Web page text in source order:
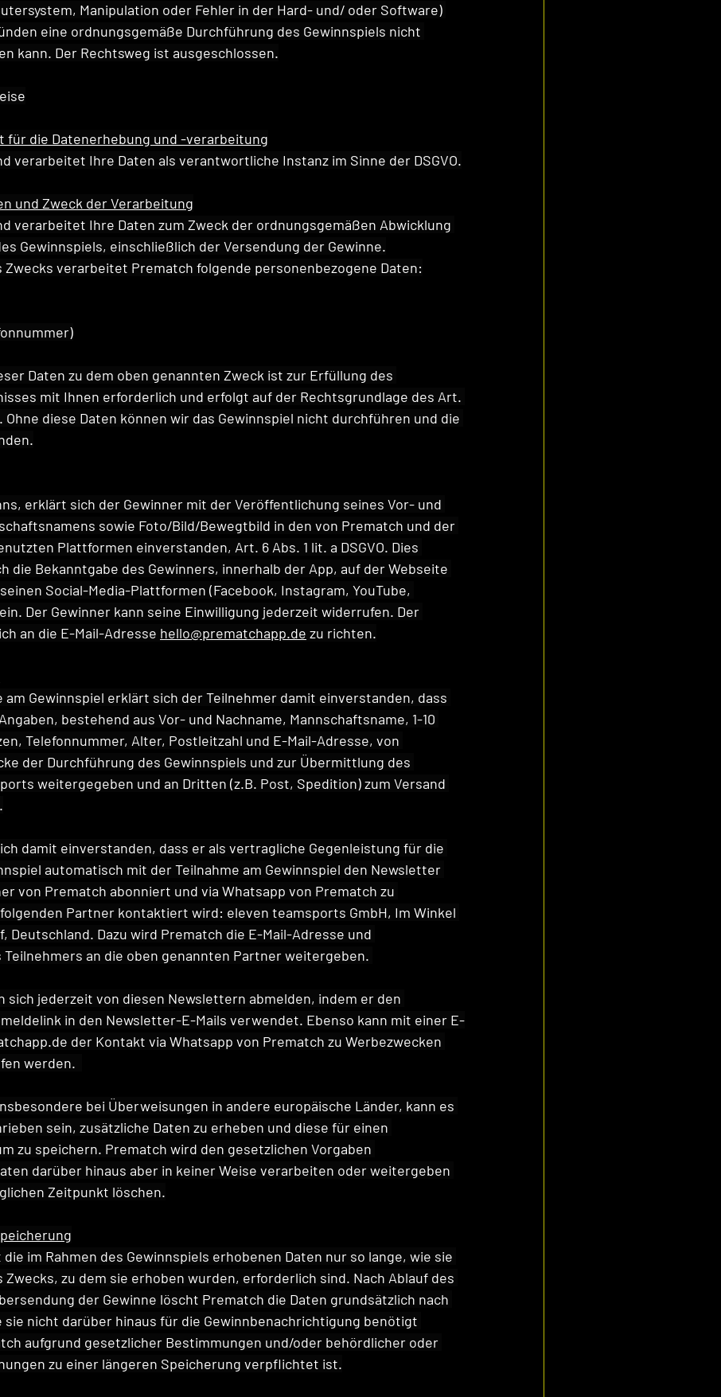
Manipulation oder Fehler in der Hard- und/ oder Software)
eine ordnungsgemäße Durchführung des Gewinnspiels nicht
kann. Der Rechtsweg ist ausgeschlossen.
für die Datenerhebung und -verarbeitung
verarbeitet Ihre Daten als verantwortliche Instanz im Sinne der DSGVO.
und Zweck der Verarbeitung
verarbeitet Ihre Daten zum Zweck der ordnungsgemäßen Abwicklung
Gewinnspiels, einschließlich der Versendung der Gewinne.
Zwecks verarbeitet Prematch folgende personenbezogene Daten:
Daten zu dem oben genannten Zweck ist zur Erfüllung des
mit Ihnen erforderlich und erfolgt auf der Rechtsgrundlage des Art.
Ohne diese Daten können wir das Gewinnspiel nicht durchführen und die
erklärt sich der Gewinner mit der Veröffentlichung seines Vor- und
sowie Foto/Bild/Bewegtbild in den von Prematch und der
Plattformen einverstanden, Art. 6 Abs. 1 lit. a DSGVO. Dies
die Bekanntgabe des Gewinners, innerhalb der App, auf der Webseite
Social-Media-Plattformen (Facebook, Instagram, YouTube,
Der Gewinner kann seine Einwilligung jederzeit widerrufen. Der
an die E-Mail-Adresse hello@prematchapp.de zu richten.
am Gewinnspiel erklärt sich der Teilnehmer damit einverstanden, dass
bestehend aus Vor- und Nachname, Mannschaftsname, 1-10
Telefonnummer, Alter, Postleitzahl und E-Mail-Adresse, von
der Durchführung des Gewinnspiels und zur Übermittlung des
weitergegeben und an Dritten (z.B. Post, Spedition) zum Versand
damit einverstanden, dass er als vertragliche Gegenleistung für die
automatisch mit der Teilnahme am Gewinnspiel den Newsletter
von Prematch abonniert und via Whatsapp von Prematch zu
Partner kontaktiert wird: eleven teamsports GmbH, Im Winkel
Deutschland. Dazu wird Prematch die E-Mail-Adresse und
an die oben genannten Partner weitergeben.
sich jederzeit von diesen Newslettern abmelden, indem er den
in den Newsletter-E-Mails verwendet. Ebenso kann mit einer E-
der Kontakt via Whatsapp von Prematch zu Werbezwecken
werden.
bei Überweisungen in andere europäische Länder, kann es
sein, zusätzliche Daten zu erheben und diese für einen
zu speichern. Prematch wird den gesetzlichen Vorgaben
darüber hinaus aber in keiner Weise verarbeiten oder weitergeben
Zeitpunkt löschen.
im Rahmen des Gewinnspiels erhobenen Daten nur so lange, wie sie
zu dem sie erhoben wurden, erforderlich sind. Nach Ablauf des
der Gewinne löscht Prematch die Daten grundsätzlich nach
sie nicht darüber hinaus für die Gewinnbenachrichtigung benötigt
aufgrund gesetzlicher Bestimmungen und/oder behördlicher oder
zu einer längeren Speicherung verpflichtet ist.